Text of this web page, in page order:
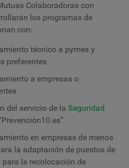
Colaboradoras con
los programas de
con:
técnico a pymes y
preferentes
a empresas o
del servicio de la Seguridad
en empresas de menos
la adaptación de puestos de
la recolocación de